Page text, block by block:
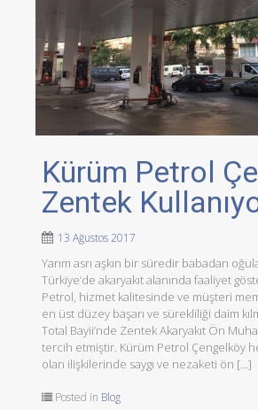
Kürüm Petrol
Zentek
13 Ağustos 2017
Yarım asrı aşkın bir süredir babadan
Türkiye’de akaryakıt alanında faaliyet
Petrol, hizmet kalitesinde ve müşteri
en üst düzey başarı ve sürekliliği daim
Total Bayii’nde Zentek Akaryakıt Ön
tercih etmiştir. Kürüm Petrol Çengelköy
olan ilişkilerinde saygı ve nezaketi ön […]
Posted in Blog